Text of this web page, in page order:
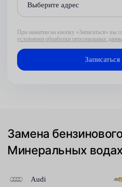
Выберите адрес
При нажатии на кнопку «Записаться» вы
условиями обработки персональных
Замена
Минеральных
Audi